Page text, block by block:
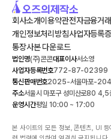
법인명(주)콘콘대표이사서소영
사업자등록번호772-87-02399
통신판매번호2025-서울마포-
주소서울시 마포구 성미산로80 4,5
운영시간평일 10:00 ~ 17:00
회사소개이용약관전자금융거
개인정보처리방침사업자등록
통장사본 다운로드
본 사이트의 모든 정보, 콘텐츠, UI